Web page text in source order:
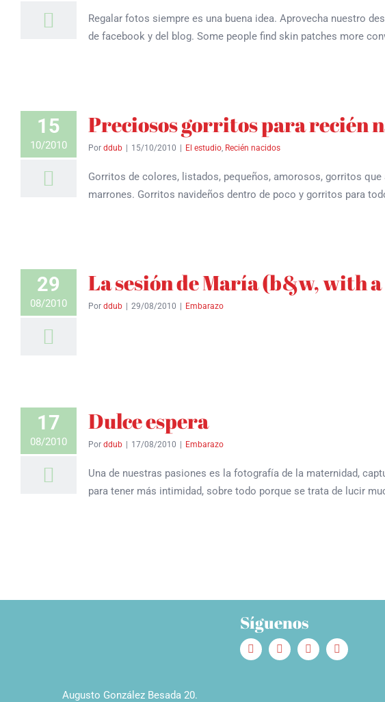
Regalar fotos siempre es una buena idea. Aprovecha nuestro
de facebook y del blog. Some people find skin patches more
15
10/2010
Preciosos gorritos para recién
Por ddub | 15/10/2010 | El estudio Recién nacidos
Gorritos de colores, listados, pequeños, amorosos, gorritos
marrones. Gorritos navideños dentro de poco y gorritos para
29
08/2010
La sesión de María (b&w, with
Por ddub | 29/08/2010 | Embarazo
17
08/2010
Dulce espera
Por ddub | 17/08/2010 | Embarazo
Una de nuestras pasiones es la fotografía de la maternidad,
para tener más intimidad, sobre todo porque se trata de lucir
Augusto González Besada 20.
Síguenos